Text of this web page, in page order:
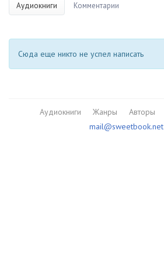
Аудиокниги Комментарии
Сюда еще никто не успел написать
Аудиокниги Жанры Авторы
mail@sweetbook.net